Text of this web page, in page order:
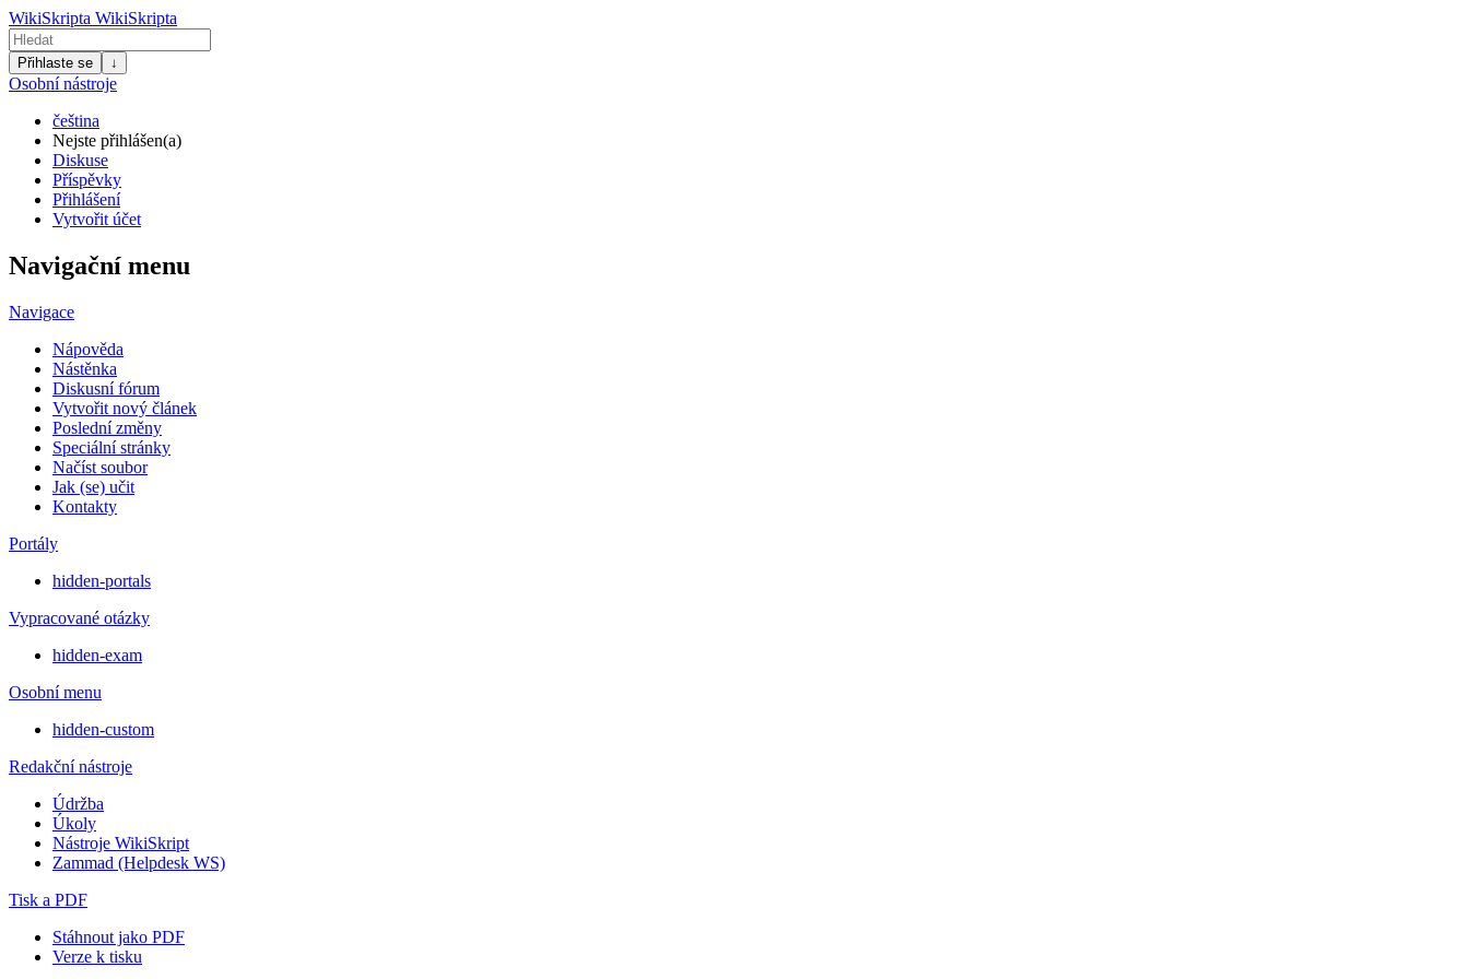
WikiSkripta WikiSkripta
Přihlaste se ↓
Osobní nástroje
čeština
Nejste přihlášen(a)
Diskuse
Příspěvky
Přihlášení
Vytvořit účet
Navigační menu
Navigace
Nápověda
Nástěnka
Diskusní fórum
Vytvořit nový článek
Poslední změny
Speciální stránky
Načíst soubor
Jak (se) učit
Kontakty
Portály
hidden-portals
Vypracované otázky
hidden-exam
Osobní menu
hidden-custom
Redakční nástroje
Údržba
Úkoly
Nástroje WikiSkript
Zammad (Helpdesk WS)
Tisk a PDF
Stáhnout jako PDF
Verze k tisku